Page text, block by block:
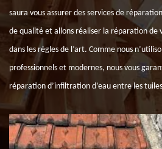
saura vous assurer des services de
de qualité et allons réaliser la réparation de
dans les règles de l’art. Comme nous
professionnels et modernes, nous vous
réparation d’infiltration d’eau entre les